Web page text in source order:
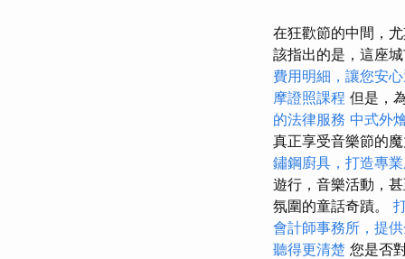
在狂歡節的中間，
該指出的是，這座
費用明細，讓您安
摩證照課程 但是，
的法律服務 中式外
真正享受音樂節的魔
鏽鋼廚具，打造專
遊行，音樂活動，
氛圍的童話奇蹟。
會計師事務所，提
聽得更清楚 您是否